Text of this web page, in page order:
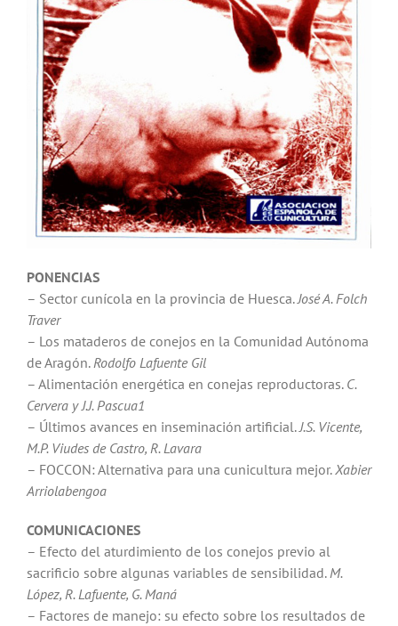
PONENCIAS
– Sector cunícola en la provincia de Huesca. José A. Folch
Traver
– Los mataderos de conejos en la Comunidad Autónoma
de Aragón. Rodolfo Lafuente Gil
– Alimentación energética en conejas reproductoras. C.
Cervera y J.J. Pascua1
– Últimos avances en inseminación artificial. J.S. Vicente,
M.P. Viudes de Castro, R. Lavara
– FOCCON: Alternativa para una cunicultura mejor. Xabier
Arriolabengoa
COMUNICACIONES
– Efecto del aturdimiento de los conejos previo al
sacrificio sobre algunas variables de sensibilidad. M.
López, R. Lafuente, G. Maná
– Factores de manejo: su efecto sobre los resultados de